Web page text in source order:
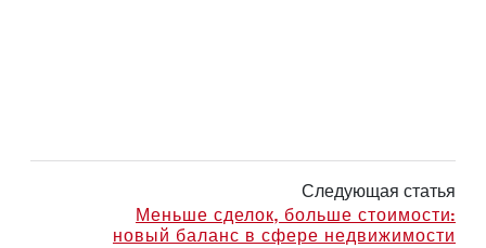
Следующая статья
Меньше сделок, больше стоимости:
новый баланс в сфере недвижимости